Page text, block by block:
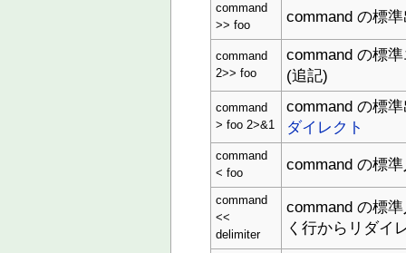
command
>> foo
command の標
command
2>> foo
command の標
(追記)
command
> foo 2>&1
command の標
ダイレクト
command
< foo
command の標
command
<<
delimiter
command の標
く行からリダイ